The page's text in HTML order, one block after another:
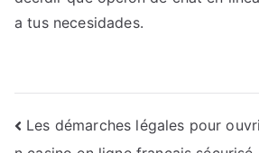
a tus necesidades.
Navegación
Les démarches légales pour